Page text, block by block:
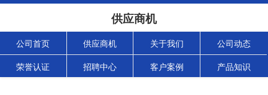
供应商机
公司首页 供应商机 关于我们 公司动态
荣誉认证 招聘中心 客户案例 产品知识